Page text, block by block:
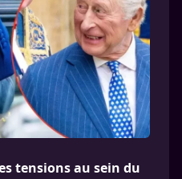
tensions au sein du